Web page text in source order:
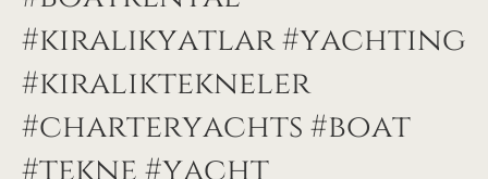
#kiralıkyatlar #yachting
#kiraliktekneler
#charteryachts #boat
#tekne #yacht